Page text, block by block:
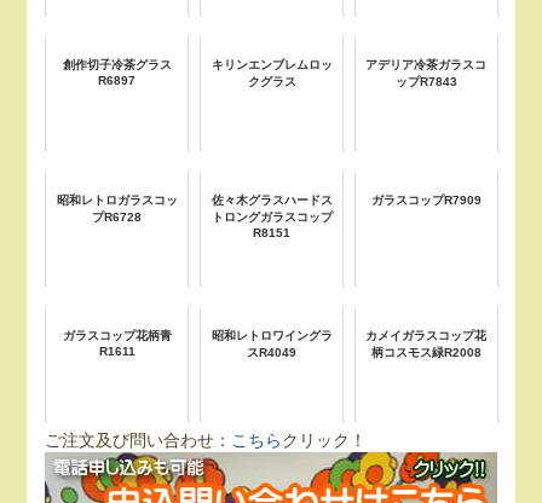
創作切子冷茶グラス
R6897
キリンエンブレムロッ
クグラス
アデリア冷茶ガラスコ
ップR7843
昭和レトロガラスコッ
プR6728
佐々木グラスハードス
トロングガラスコップ
R8151
ガラスコップR7909
ガラスコップ花柄青
R1611
昭和レトロワイングラ
スR4049
カメイガラスコップ花
柄コスモス緑R2008
ご注文及び問い合わせ： こちらクリック！